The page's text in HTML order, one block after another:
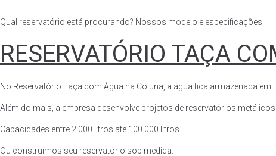
Qual reservatório está procurando? Nossos modelo e especificações:
RESERVATÓRIO TAÇA
No Reservatório Taça com Água na Coluna, a água fica armazenada em
Além do mais, a empresa desenvolve projetos de reservatórios
Capacidades entre 2.000 litros até 100.000 litros.
Ou construímos seu reservatório sob medida.